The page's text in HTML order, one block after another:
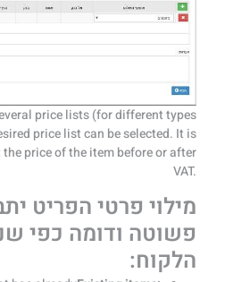
price lists (for different types
price list can be selected. It is
price of the item before or after
VAT.
מילוי פרטי הפריט
פשוטה ודומה כפי
הלקוח: